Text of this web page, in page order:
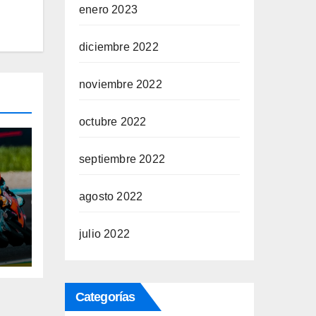
enero 2023
diciembre 2022
noviembre 2022
octubre 2022
septiembre 2022
agosto 2022
julio 2022
Categorías